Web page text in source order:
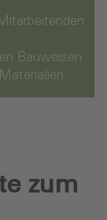
Bauweisen
zum